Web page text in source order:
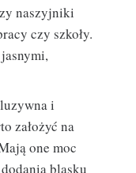
naszyjniki
czy szkoły.
i
założyć na
one moc
blasku